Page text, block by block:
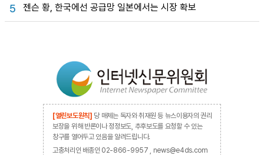
5 젠슨 황, 한국에선 공급망 일본에서는 시장 확보
[열린보도원칙] 당 매체는 독자와 취재원 등 뉴스이용자의 권리
보장을 위해 반론이나 정정보도, 추후보도를 요청할 수 있는
창구를 열어두고 있음을 알려드립니다.
고충처리인 배종인 02-866-9957 , news@e4ds.com